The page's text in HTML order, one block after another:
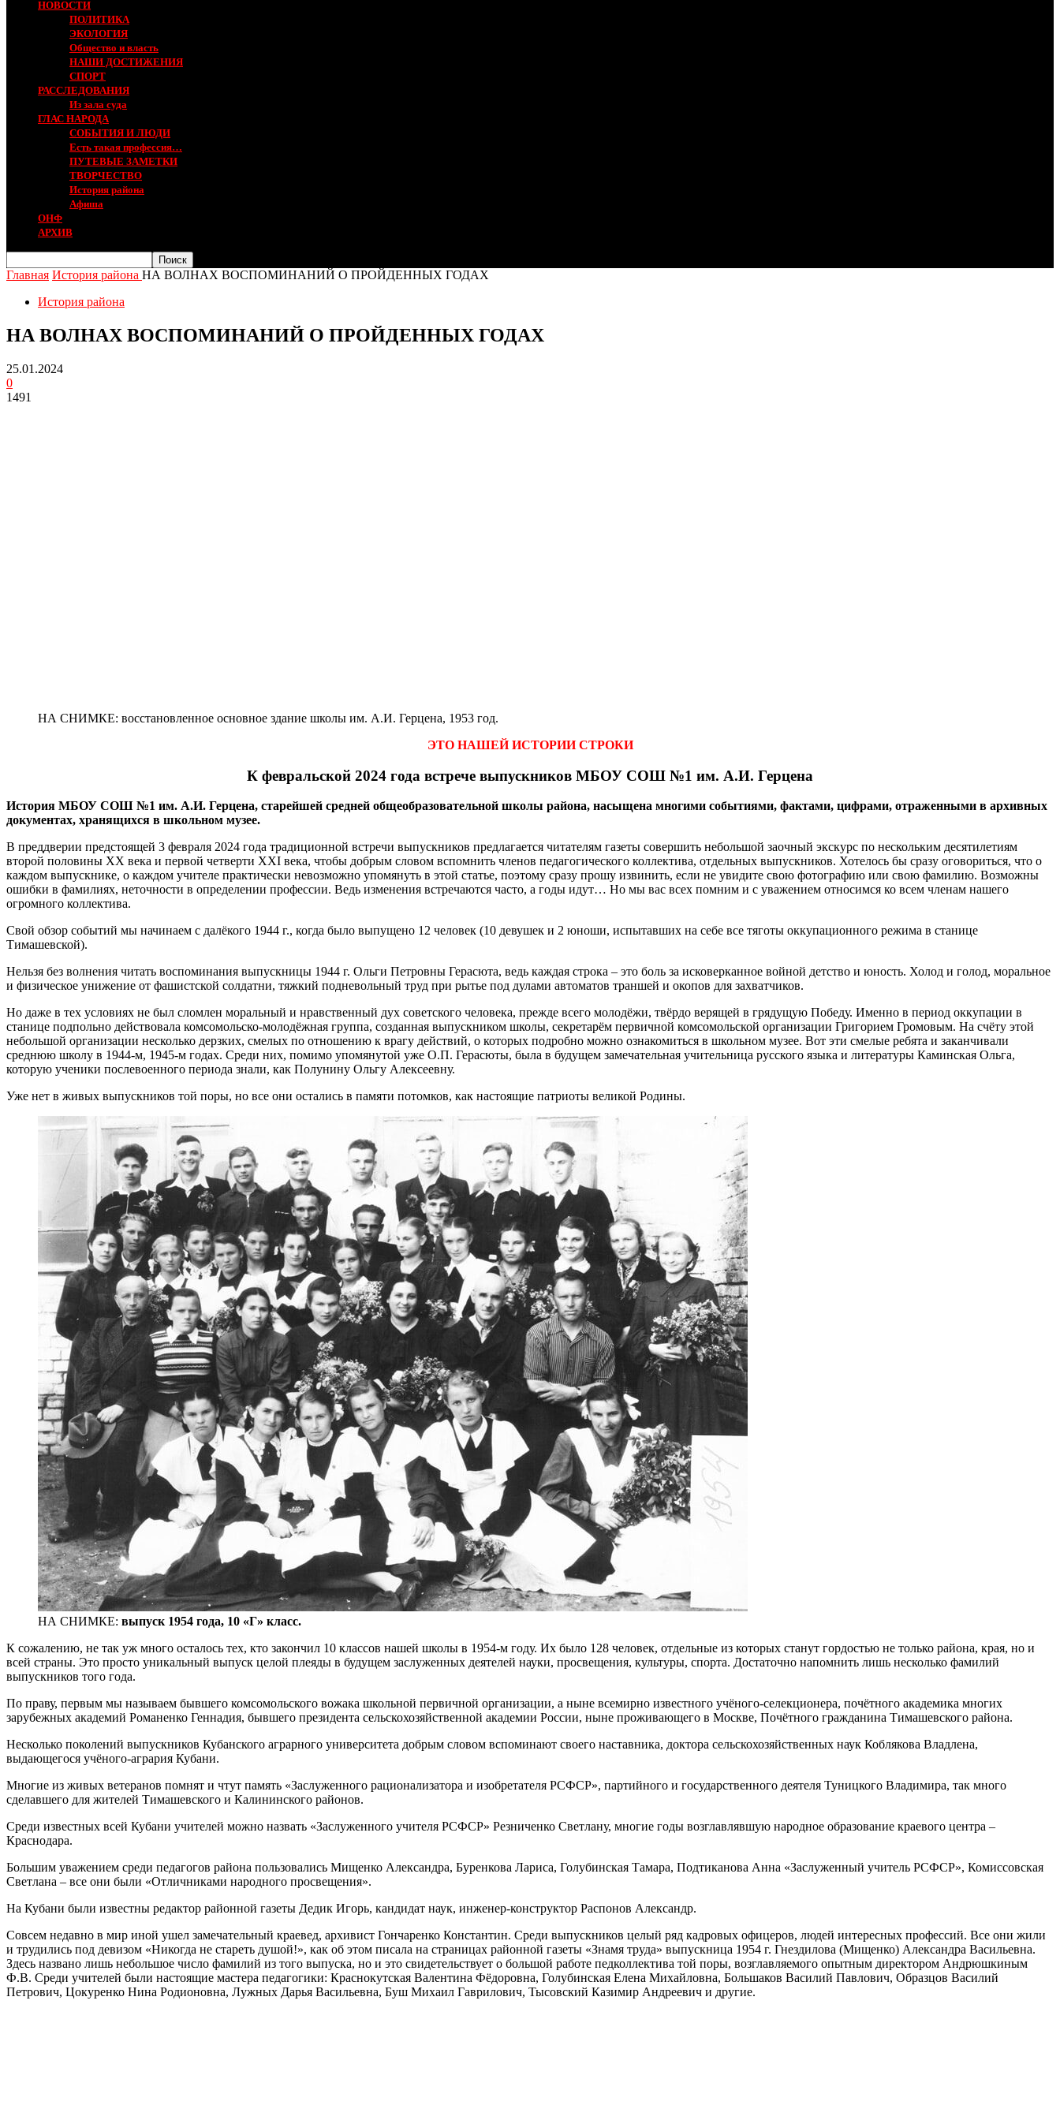
НОВОСТИ
ПОЛИТИКА
ЭКОЛОГИЯ
Общество и власть
НАШИ ДОСТИЖЕНИЯ
СПОРТ
РАССЛЕДОВАНИЯ
Из зала суда
ГЛАС НАРОДА
СОБЫТИЯ И ЛЮДИ
Есть такая профессия…
ПУТЕВЫЕ ЗАМЕТКИ
ТВОРЧЕСТВО
История района
Афиша
ОНФ
АРХИВ
Главная История района НА ВОЛНАХ ВОСПОМИНАНИЙ О ПРОЙДЕННЫХ ГОДАХ
История района
НА ВОЛНАХ ВОСПОМИНАНИЙ О ПРОЙДЕННЫХ ГОДАХ
25.01.2024
0
1491
НА СНИМКЕ: восстановленное основное здание школы им. А.И. Герцена, 1953 год.
ЭТО НАШЕЙ ИСТОРИИ СТРОКИ
К февральской 2024 года встрече выпускников МБОУ СОШ №1 им. А.И. Герцена
История МБОУ СОШ №1 им. А.И. Герцена, старейшей средней общеобразовательной школы района, насыщена многими событиями, фактами, цифрами, отраженными в архивных
документах, хранящихся в школьном музее.
В преддверии предстоящей 3 февраля 2024 года традиционной встречи выпускников предлагается читателям газеты совершить небольшой заочный экскурс по нескольким десятилетиям
второй половины ХХ века и первой четверти ХХI века, чтобы добрым словом вспомнить членов педагогического коллектива, отдельных выпускников. Хотелось бы сразу оговориться, что о
каждом выпускнике, о каждом учителе практически невозможно упомянуть в этой статье, поэтому сразу прошу извинить, если не увидите свою фотографию или свою фамилию. Возможны
ошибки в фамилиях, неточности в определении профессии. Ведь изменения встречаются часто, а годы идут… Но мы вас всех помним и с уважением относимся ко всем членам нашего
огромного коллектива.
Свой обзор событий мы начинаем с далёкого 1944 г., когда было выпущено 12 человек (10 девушек и 2 юноши, испытавших на себе все тяготы оккупационного режима в станице
Тимашевской).
Нельзя без волнения читать воспоминания выпускницы 1944 г. Ольги Петровны Герасюта, ведь каждая строка – это боль за исковерканное войной детство и юность. Холод и голод, моральное
и физическое унижение от фашистской солдатни, тяжкий подневольный труд при рытье под дулами автоматов траншей и окопов для захватчиков.
Но даже в тех условиях не был сломлен моральный и нравственный дух советского человека, прежде всего молодёжи, твёрдо верящей в грядущую Победу. Именно в период оккупации в
станице подпольно действовала комсомольско-молодёжная группа, созданная выпускником школы, секретарём первичной комсомольской организации Григорием Громовым. На счёту этой
небольшой организации несколько дерзких, смелых по отношению к врагу действий, о которых подробно можно ознакомиться в школьном музее. Вот эти смелые ребята и заканчивали
среднюю школу в 1944-м, 1945-м годах. Среди них, помимо упомянутой уже О.П. Герасюты, была в будущем замечательная учительница русского языка и литературы Каминская Ольга,
которую ученики послевоенного периода знали, как Полунину Ольгу Алексеевну.
Уже нет в живых выпускников той поры, но все они остались в памяти потомков, как настоящие патриоты великой Родины.
НА СНИМКЕ: выпуск 1954 года, 10 «Г» класс.
К сожалению, не так уж много осталось тех, кто закончил 10 классов нашей школы в 1954-м году. Их было 128 человек, отдельные из которых станут гордостью не только района, края, но и
всей страны. Это просто уникальный выпуск целой плеяды в будущем заслуженных деятелей науки, просвещения, культуры, спорта. Достаточно напомнить лишь несколько фамилий
выпускников того года.
По праву, первым мы называем бывшего комсомольского вожака школьной первичной организации, а ныне всемирно известного учёного-селекционера, почётного академика многих
зарубежных академий Романенко Геннадия, бывшего президента сельскохозяйственной академии России, ныне проживающего в Москве, Почётного гражданина Тимашевского района.
Несколько поколений выпускников Кубанского аграрного университета добрым словом вспоминают своего наставника, доктора сельскохозяйственных наук Коблякова Владлена,
выдающегося учёного-агрария Кубани.
Многие из живых ветеранов помнят и чтут память «Заслуженного рационализатора и изобретателя РСФСР», партийного и государственного деятеля Туницкого Владимира, так много
сделавшего для жителей Тимашевского и Калининского районов.
Среди известных всей Кубани учителей можно назвать «Заслуженного учителя РСФСР» Резниченко Светлану, многие годы возглавлявшую народное образование краевого центра –
Краснодара.
Большим уважением среди педагогов района пользовались Мищенко Александра, Буренкова Лариса, Голубинская Тамара, Подтиканова Анна «Заслуженный учитель РСФСР», Комиссовская
Светлана – все они были «Отличниками народного просвещения».
На Кубани были известны редактор районной газеты Дедик Игорь, кандидат наук, инженер-конструктор Распонов Александр.
Совсем недавно в мир иной ушел замечательный краевед, архивист Гончаренко Константин. Среди выпускников целый ряд кадровых офицеров, людей интересных профессий. Все они жили
и трудились под девизом «Никогда не стареть душой!», как об этом писала на страницах районной газеты «Знамя труда» выпускница 1954 г. Гнездилова (Мищенко) Александра Васильевна.
Здесь названо лишь небольшое число фамилий из того выпуска, но и это свидетельствует о большой работе педколлектива той поры, возглавляемого опытным директором Андрюшкиным
Ф.В. Среди учителей были настоящие мастера педагогики: Краснокутская Валентина Фёдоровна, Голубинская Елена Михайловна, Большаков Василий Павлович, Образцов Василий
Петрович, Цокуренко Нина Родионовна, Лужных Дарья Васильевна, Буш Михаил Гаврилович, Тысовский Казимир Андреевич и другие.